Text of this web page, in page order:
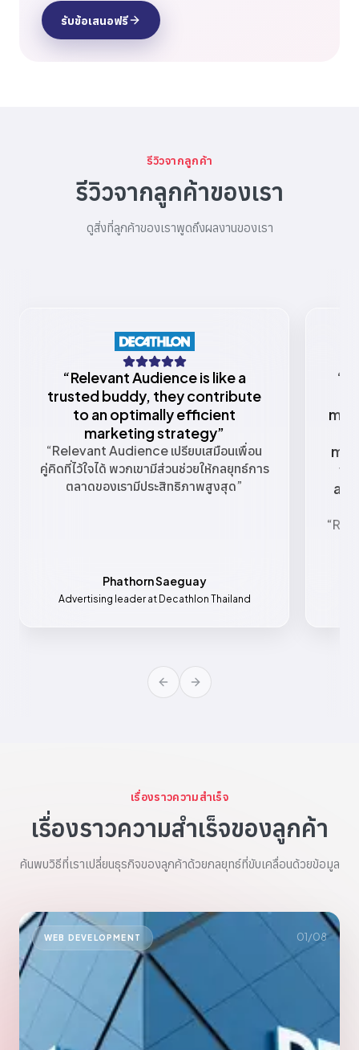
รับข้อเสนอฟรี
รีวิวจากลูกค้า
รีวิวจากลูกค้าของเรา
ดูสิ่งที่ลูกค้าของเราพูดถึงผลงานของเรา
“Relevant Audience is like a
trusted buddy, they contribute
to an optimally efficient
marketing strategy”
“Relevant Audience เปรียบเสมือนเพื่อน
คู่คิดที่ไว้ใจได้ พวกเขามีส่วนช่วยให้กลยุทธ์การ
ตลาดของเรามีประสิทธิภาพสูงสุด”
Phathorn Saeguay
Advertising leader at Decathlon Thailand
“
“
Previous slide
Next slide
เรื่องราวความสำเร็จ
เรื่องราวความสำเร็จของลูกค้า
ค้นพบวิธีที่เราเปลี่ยนธุรกิจของลูกค้าด้วยกลยุทธ์ที่ขับเคลื่อนด้วยข้อมูล
WEB DEVELOPMENT 01/08